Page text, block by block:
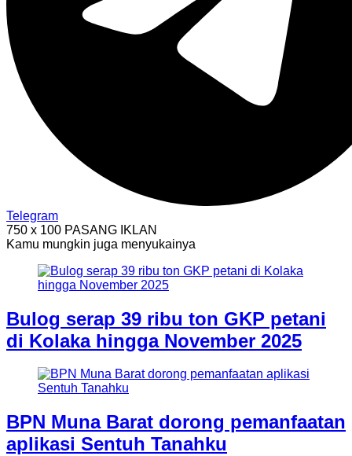
Telegram
750 x 100 PASANG IKLAN
Kamu mungkin juga menyukainya
Bulog serap 39 ribu ton GKP petani
di Kolaka hingga November 2025
BPN Muna Barat dorong pemanfaatan
aplikasi Sentuh Tanahku